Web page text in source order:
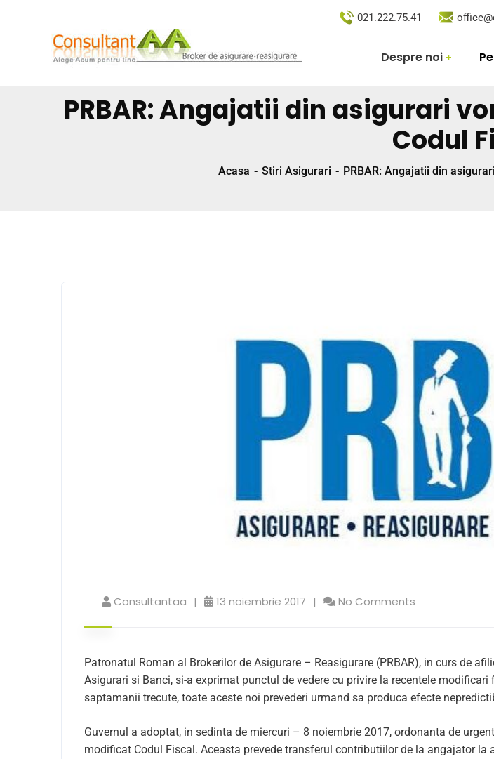
021.222.75.41
Despre noi
PRBAR: Angajatii din asigurari
Codul
Acasa Stiri Asigurari PRBAR: Angajatii din
Consultantaa 13 noiembrie 2017 No Comments
Patronatul Roman al Brokerilor de Asigurare – Reasigurare (PRBAR), in curs de
Asigurari si Banci, si-a exprimat punctul de vedere cu privire la recentele
saptamanii trecute, toate aceste noi prevederi urmand sa produca efecte
Guvernul a adoptat, in sedinta de miercuri – 8 noiembrie 2017, ordonanta de
modificat Codul Fiscal. Aceasta prevede transferul contributiilor de la angajator la